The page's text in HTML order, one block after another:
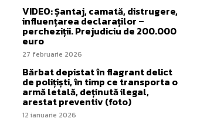
VIDEO: Șantaj, camată, distrugere,
influențarea declaraților –
percheziții. Prejudiciu de 200.000
euro
27 februarie 2026
Bărbat depistat în flagrant delict
de polițiști, în timp ce transporta o
armă letală, deținută ilegal,
arestat preventiv (foto)
12 ianuarie 2026